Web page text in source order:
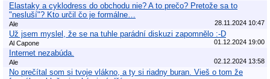
Elastaky a cyklodress do obchodu nie? A to prečo? Pretože sa to
"nesluší"? Kto určil čo je formálne…
Ale 28.11.2024 10:47
Už jsem myslel, že se na tuhle parádní diskuzi zapomnělo :-D
Al Capone 01.12.2024 19:00
Internet nezabúda.
Ale 02.12.2024 13:58
No prečítal som si tvoje vlákno, a ty si riadny buran. Vieš o tom že